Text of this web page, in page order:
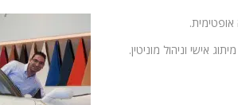
אופטימית.
אישי וניהול מוניטין.